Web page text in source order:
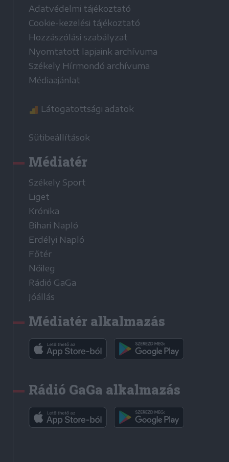
Adatvédelmi tájékoztató
Cookie-kezelési tájékoztató
Hozzászólási szabályzat
Nyomtatott lapjaink archívuma
Székely Hírmondó archívuma
Médiaajánlat
Látogatottsági adatok
Sütibeállítások
Médiatér
Székely Sport
Liget
Krónika
Bihari Napló
Erdélyi Napló
Főtér
Nőileg
Rádió GaGa
Jóállás
Médiatér alkalmazás
Rádió GaGa alkalmazás